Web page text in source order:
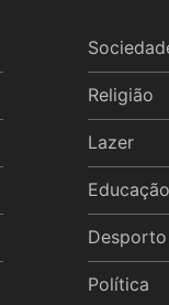
Religião
Lazer
Educação
Desporto
Política